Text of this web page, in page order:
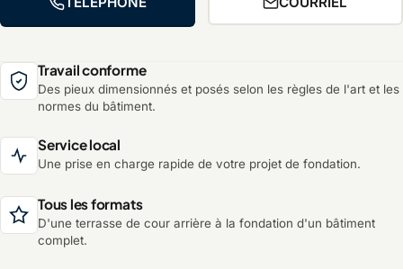
Travail conforme
Des pieux dimensionnés et posés selon les règles de l'art et les
normes du bâtiment.
Service local
Une prise en charge rapide de votre projet de fondation.
Tous les formats
D'une terrasse de cour arrière à la fondation d'un bâtiment
complet.